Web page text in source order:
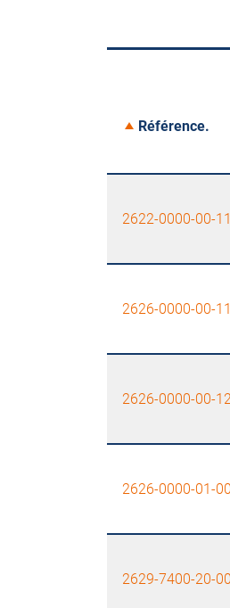
Référence.
2622-0000-00-11
2626-0000-00-11
2626-0000-00-
2626-0000-01-00
2629-7400-20-00